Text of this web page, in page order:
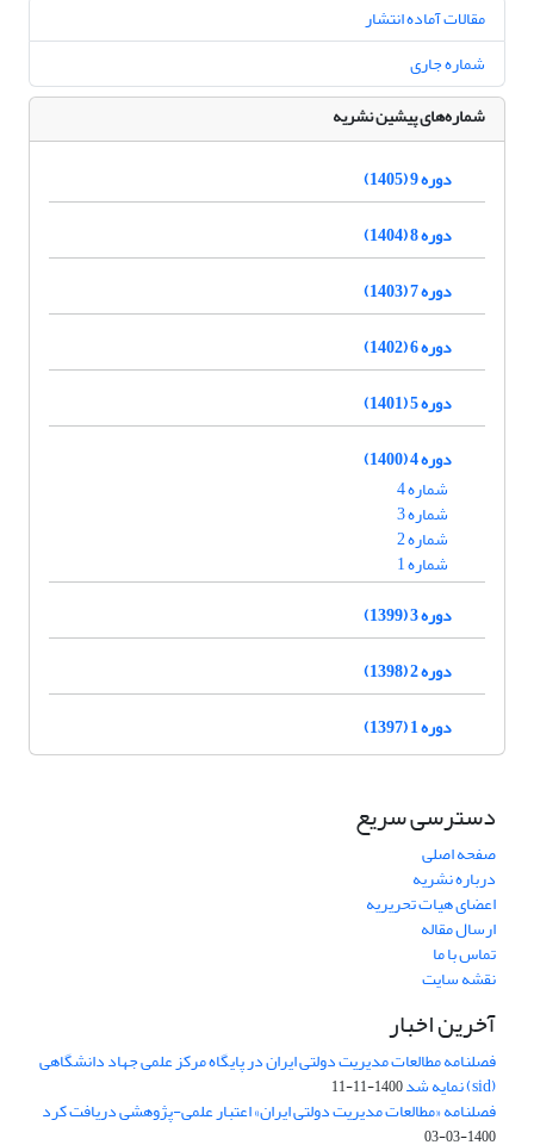
مقالات آماده انتشار
شماره جاری
شماره‌های پیشین نشریه
دوره 9 (1405)
دوره 8 (1404)
دوره 7 (1403)
دوره 6 (1402)
دوره 5 (1401)
دوره 4 (1400)
شماره 4
شماره 3
شماره 2
شماره 1
دوره 3 (1399)
دوره 2 (1398)
دوره 1 (1397)
دسترسی سریع
صفحه اصلی
درباره نشریه
اعضای هیات تحریریه
ارسال مقاله
تماس با ما
نقشه سایت
آخرین اخبار
فصلنامه مطالعات مدیریت دولتی ایران در پایگاه مرکز علمی جهاد دانشگاهی
(sid) نمایه شد 1400-11-11
فصلنامه «مطالعات مدیریت دولتی ایران» اعتبار علمی-پژوهشی دریافت کرد
1400-03-03